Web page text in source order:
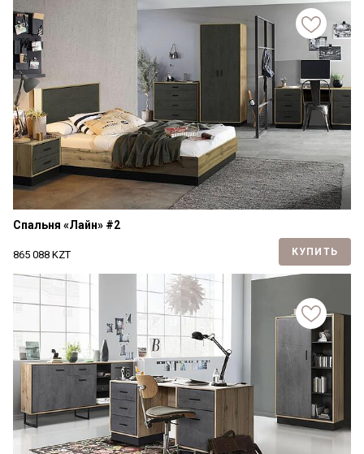
Спальня «Лайн» #2
865 088 KZT КУПИТЬ